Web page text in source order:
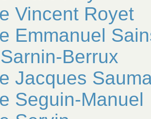
Vincent Royet
Emmanuel
Berrux
Jacques
Seguin-Manuel